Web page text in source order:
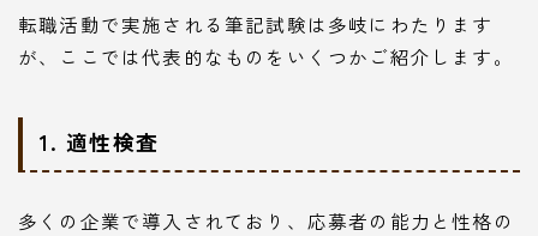
転職活動で実施される筆記試験は多岐にわたります
が、ここでは代表的なものをいくつかご紹介します。
1. 適性検査
多くの企業で導入されており、応募者の能力と性格の